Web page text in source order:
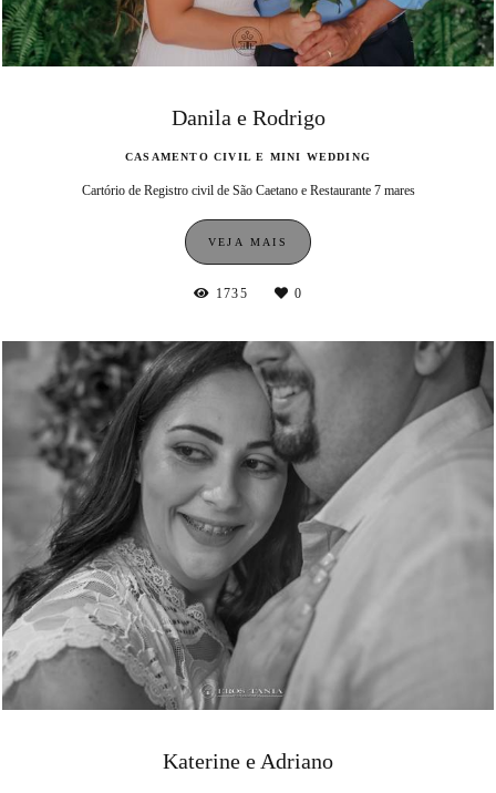
Danila e Rodrigo
CASAMENTO CIVIL E MINI WEDDING
Cartório de Registro civil de São Caetano e Restaurante 7 mares
VEJA MAIS
1735 0
Katerine e Adriano